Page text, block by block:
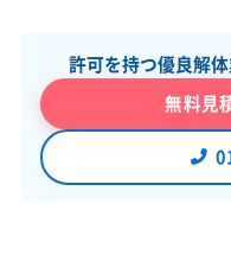
許可を持つ優良解
無料見